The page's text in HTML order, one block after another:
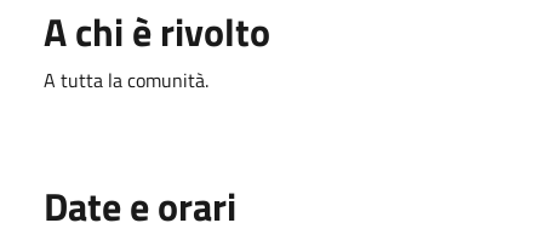
A chi è rivolto
A tutta la comunità.
Date e orari